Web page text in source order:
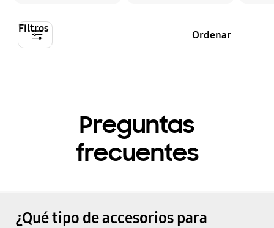
Filtros Ordenar
Preguntas
frecuentes
¿Qué tipo de accesorios para